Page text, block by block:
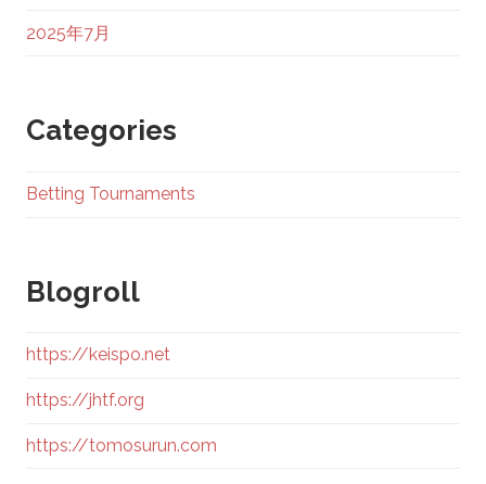
2025年7月
Categories
Betting Tournaments
Blogroll
https://keispo.net
https://jhtf.org
https://tomosurun.com